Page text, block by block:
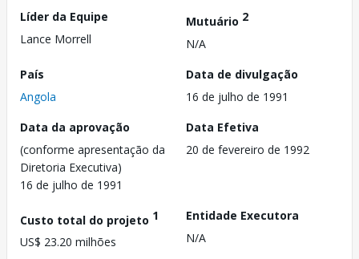
Líder da Equipe
Lance Morrell
Mutuário 2
N/A
País
Angola
Data de divulgação
16 de julho de 1991
Data da aprovação
(conforme apresentação da
Diretoria Executiva)
16 de julho de 1991
Data Efetiva
20 de fevereiro de 1992
Custo total do projeto 1
US$ 23.20 milhões
Entidade Executora
N/A